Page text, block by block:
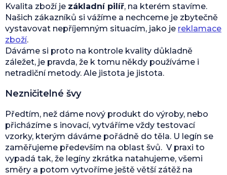
Kvalita zboží je základní pilíř, na kterém stavíme.
Našich zákazníků si vážíme a nechceme je zbytečně
vystavovat nepříjemným situacím, jako je reklamace
zboží.
Dáváme si proto na kontrole kvality důkladně
záležet, je pravda, že k tomu někdy používáme i
netradiční metody. Ale jistota je jistota.
Nezničitelné švy
Předtím, než dáme nový produkt do výroby, nebo
přicházíme s inovací, vytváříme vždy testovací
vzorky, kterým dáváme pořádně do těla. U legín se
zaměřujeme především na oblast švů. V praxi to
vypadá tak, že legíny zkrátka natahujeme, všemi
směry a potom vytvoříme ještě větší zátěž na